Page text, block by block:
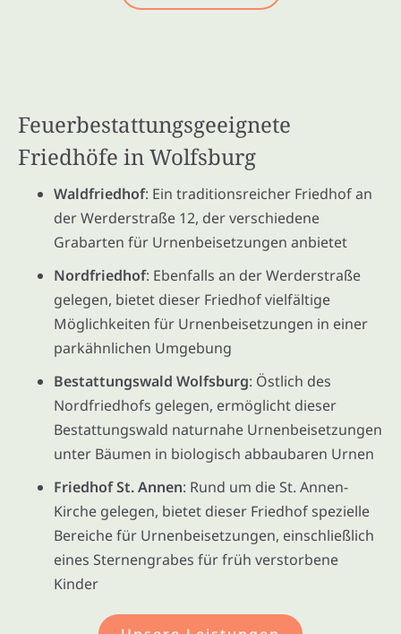
Feuerbestattungsgeeignete
Friedhöfe in Wolfsburg
Waldfriedhof: Ein traditionsreicher Friedhof an
der Werderstraße 12, der verschiedene
Grabarten für Urnenbeisetzungen anbietet
Nordfriedhof: Ebenfalls an der Werderstraße
gelegen, bietet dieser Friedhof vielfältige
Möglichkeiten für Urnenbeisetzungen in einer
parkähnlichen Umgebung
Bestattungswald Wolfsburg: Östlich des
Nordfriedhofs gelegen, ermöglicht dieser
Bestattungswald naturnahe Urnenbeisetzungen
unter Bäumen in biologisch abbaubaren Urnen
Friedhof St. Annen: Rund um die St. Annen-
Kirche gelegen, bietet dieser Friedhof spezielle
Bereiche für Urnenbeisetzungen, einschließlich
eines Sternengrabes für früh verstorbene
Kinder